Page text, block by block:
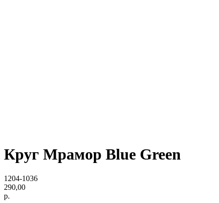
Круг Мрамор Blue Green
1204-1036
290,00
р.